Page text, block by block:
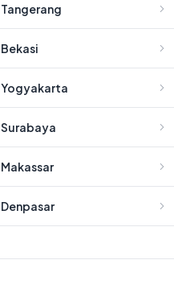
Tangerang
Bekasi
Yogyakarta
Surabaya
Makassar
Denpasar